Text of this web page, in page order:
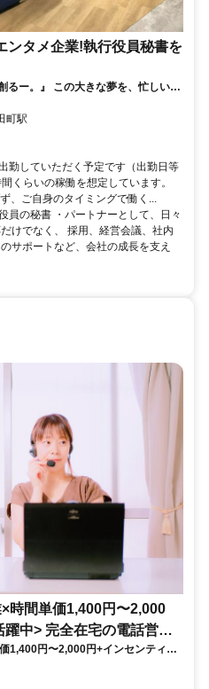
ンタメ企業!執行役員秘書を
るー。』 この大きな夢を、忙しい執
サポートしていきませんか？
田町駅
勤していただく予定です（出勤日等
くらいの稼働を想定しています。
、ご自身のタイミングで働く...
員の秘書 ・パートナーとして、日々
けでなく、 採用、経営会議、社内
サポートなど、会社の成長を支え
時間単価1,400円〜2,000
中> 完全在宅の電話営業
1,400円〜2,000円+インセンティブ
完全在宅の電話営業で家庭と仕事の